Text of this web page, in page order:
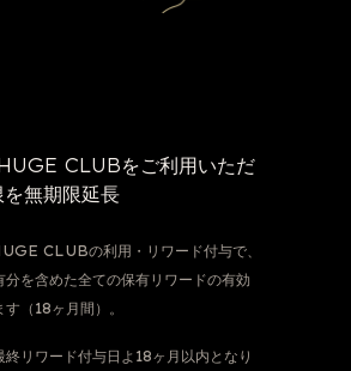
CLUBをご利用いただ
無期限延長
CLUBの利用・リワード付与で、
を含めた全ての保有リワードの有効
（18ヶ月間）。
終リワード付与日よ18ヶ月以内となり